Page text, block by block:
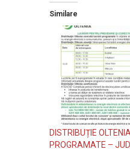
Similare
DISTRIBUȚIE
PROGRAMATE –